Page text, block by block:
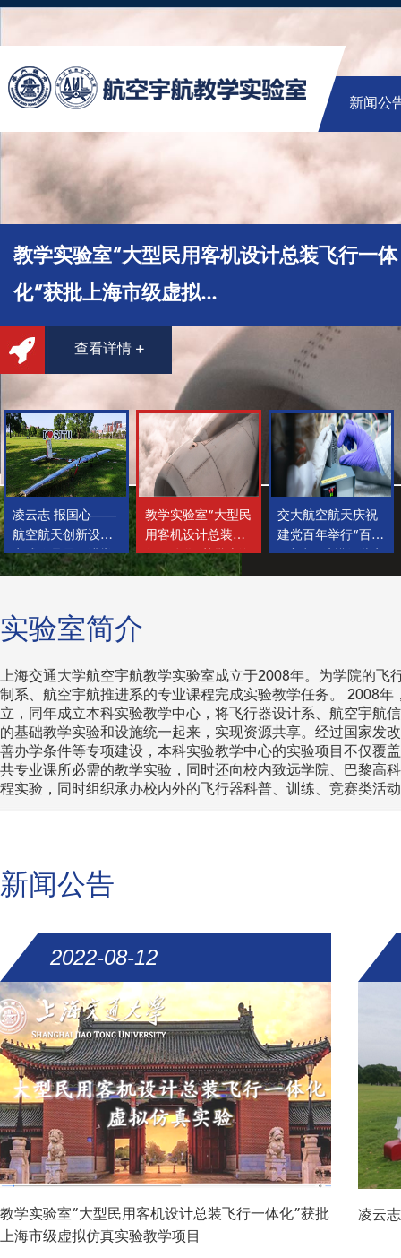
新闻公
凌云志 报国心——
航空航天创新设计
实践作品展圆满举
办
教学实验室“大型民
用客机设计总装飞
行一体化”获批上海
市级虚拟...
交大航空航天庆祝
建党百年举行“百人
百架机”航模组装实
践
教学实验室“大型民用客机设计总装飞行一体
化”获批上海市级虚拟...
查看详情 +
实验室简介
上海交通大学航空宇航教学实验室成立于2008年。为学院的飞
制系、航空宇航推进系的专业课程完成实验教学任务。 2008年
立，同年成立本科实验教学中心，将飞行器设计系、航空宇航
的基础教学实验和设施统一起来，实现资源共享。经过国家发
善办学条件等专项建设，本科实验教学中心的实验项目不仅覆
共专业课所必需的教学实验，同时还向校内致远学院、巴黎高
程实验，同时组织承办校内外的飞行器科普、训练、竞赛类活
新闻公告
2022-08-12
教学实验室“大型民用客机设计总装飞行一体化”获批
上海市级虚拟仿真实验教学项目
凌云